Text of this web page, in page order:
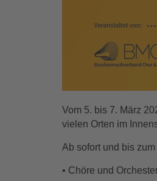
Vom 5. bis 7. März
vielen Orten im
Ab sofort und bis
• Chöre und